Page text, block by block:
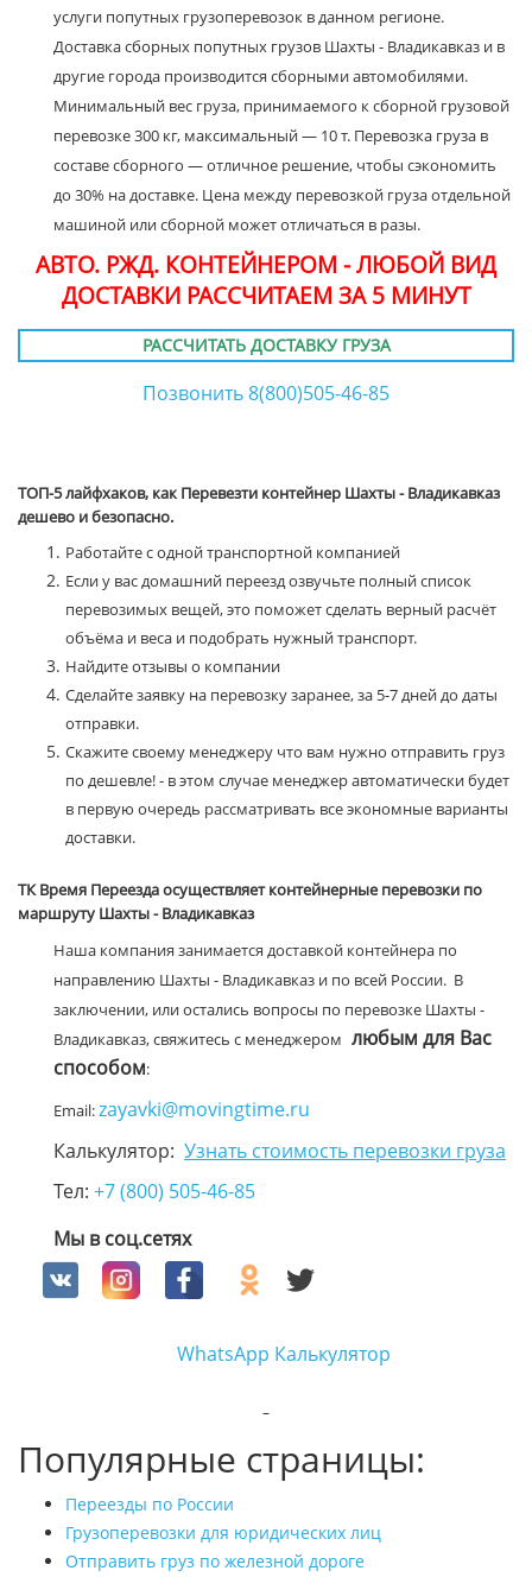
услуги попутных грузоперевозок в данном регионе.
Доставка сборных попутных грузов Шахты - Владикавказ и в
другие города производится сборными автомобилями.
Минимальный вес груза, принимаемого к сборной грузовой
перевозке 300 кг, максимальный — 10 т. Перевозка груза в
составе сборного — отличное решение, чтобы сэкономить
до 30% на доставке. Цена между перевозкой груза отдельной
машиной или сборной может отличаться в разы.
АВТО. РЖД. КОНТЕЙНЕРОМ - ЛЮБОЙ ВИД
ДОСТАВКИ РАССЧИТАЕМ ЗА 5 МИНУТ
РАССЧИТАТЬ ДОСТАВКУ ГРУЗА
Позвонить 8(800)505-46-85
ТОП-5 лайфхаков, как Перевезти контейнер Шахты - Владикавказ
дешево и безопасно.
Работайте с одной транспортной компанией
Если у вас домашний переезд озвучьте полный список
перевозимых вещей, это поможет сделать верный расчёт
объёма и веса и подобрать нужный транспорт.
Найдите отзывы о компании
Сделайте заявку на перевозку заранее, за 5-7 дней до даты
отправки.
Скажите своему менеджеру что вам нужно отправить груз
по дешевле! - в этом случае менеджер автоматически будет
в первую очередь рассматривать все экономные варианты
доставки.
ТК Время Переезда осуществляет контейнерные перевозки по
маршруту Шахты - Владикавказ
Наша компания занимается доставкой контейнера по
направлению Шахты - Владикавказ и по всей России. В
заключении, или остались вопросы по перевозке Шахты -
Владикавказ, свяжитесь с менеджером любым для Вас
способом:
Email:zayavki@movingtime.ru
Калькулятор: Узнать стоимость перевозки груза
Тел: +7 (800) 505-46-85
Мы в соц.сетях
WhatsApp Калькулятор
Популярные страницы:
Переезды по России
Грузоперевозки для юридических лиц
Отправить груз по железной дороге